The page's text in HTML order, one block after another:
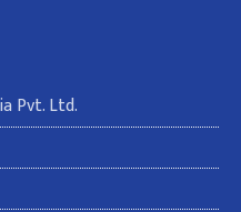
Pvt. Ltd.